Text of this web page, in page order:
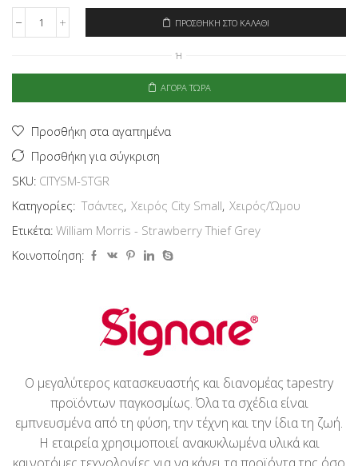
Signare
City
-
Thief
Grey
ποσότητα
ΠΡΟΣΘΉΚΗ ΣΤΟ ΚΑΛΆΘΙ
Ή
ΑΓΟΡΆ ΤΏΡΑ
Προσθήκη στα αγαπημένα
Προσθήκη για σύγκριση
SKU: CITYSM-STGR
Κατηγορίες: Τσάντες, Χειρός City Small, Χειρός/Ώμου
Ετικέτα: William Morris - Strawberry Thief Grey
Κοινοποίηση:
Ο μεγαλύτερος κατασκευαστής και διανομέας tapestry
προϊόντων παγκοσμίως. Όλα τα σχέδια είναι
εμπνευσμένα από τη φύση, την τέχνη και την ίδια τη ζωή.
Η εταιρεία χρησιμοποιεί ανακυκλωμένα υλικά και